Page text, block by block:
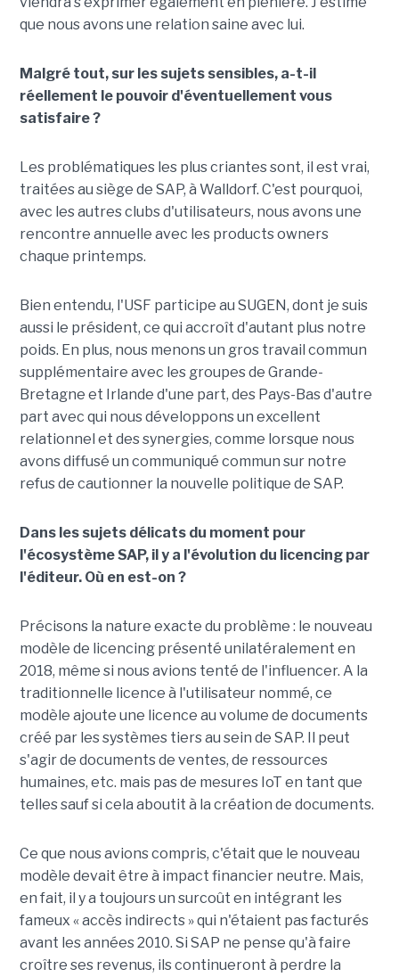
que nous avons une relation saine avec lui.
Malgré tout, sur les sujets sensibles, a-t-il
réellement le pouvoir d'éventuellement vous
satisfaire ?
Les problématiques les plus criantes sont, il est vrai,
traitées au siège de SAP, à Walldorf. C'est pourquoi,
avec les autres clubs d'utilisateurs, nous avons une
rencontre annuelle avec les products owners
chaque printemps.
Bien entendu, l'USF participe au SUGEN, dont je suis
aussi le président, ce qui accroît d'autant plus notre
poids. En plus, nous menons un gros travail commun
supplémentaire avec les groupes de Grande-
Bretagne et Irlande d'une part, des Pays-Bas d'autre
part avec qui nous développons un excellent
relationnel et des synergies, comme lorsque nous
avons diffusé un communiqué commun sur notre
refus de cautionner la nouvelle politique de SAP.
Dans les sujets délicats du moment pour
l'écosystème SAP, il y a l'évolution du licencing par
l'éditeur. Où en est-on ?
Précisons la nature exacte du problème : le nouveau
modèle de licencing présenté unilatéralement en
2018, même si nous avions tenté de l'influencer. A la
traditionnelle licence à l'utilisateur nommé, ce
modèle ajoute une licence au volume de documents
créé par les systèmes tiers au sein de SAP. Il peut
s'agir de documents de ventes, de ressources
humaines, etc. mais pas de mesures IoT en tant que
telles sauf si cela aboutit à la création de documents.
Ce que nous avions compris, c'était que le nouveau
modèle devait être à impact financier neutre. Mais,
en fait, il y a toujours un surcoût en intégrant les
fameux « accès indirects » qui n'étaient pas facturés
avant les années 2010. Si SAP ne pense qu'à faire
croître ses revenus, ils continueront à perdre la